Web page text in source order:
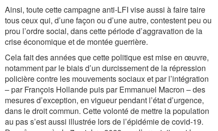
Ainsi, toute cette campagne anti-LFI vise aussi à faire taire
tous ceux qui, d’une façon ou d’une autre, contestent peu ou
prou l’ordre social, dans cette période d’aggravation de la
crise économique et de montée guerrière.
Cela fait des années que cette politique est mise en œuvre,
notamment par le biais d’un durcissement de la répression
policière contre les mouvements sociaux et par l’intégration
– par François Hollande puis par Emmanuel Macron – des
mesures d’exception, en vigueur pendant l’état d’urgence,
dans le droit commun. Cette volonté de mettre la population
au pas s’est aussi illustrée lors de l’épidémie de covid-19.